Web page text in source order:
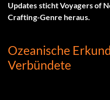
Updates sticht Voyagers of
Crafting-Genre heraus.
Ozeanische
Verbündete